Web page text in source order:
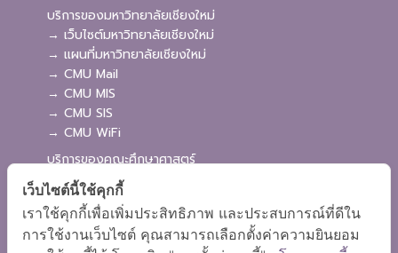
บริการของมหาวิทยาลัยเชียงใหม่
→ เว็บไซต์มหาวิทยาลัยเชียงใหม่
→ แผนที่มหาวิทยาลัยเชียงใหม่
→ CMU Mail
→ CMU MIS
→ CMU SIS
→ CMU WiFi
บริการของคณะศึกษาศาสตร์
→ เว็บไซต์คณะศึกษาศาสตร์
→ ระบบจัดการเว็บไซต์
→ ระบบ Admission
→ EDU MIS
เว็บไซต์นี้ใช้คุกกี้
เราใช้คุกกี้เพื่อเพิ่มประสิทธิภาพ และประสบการณ์ที่ดีใน
การใช้งานเว็บไซต์ คุณสามารถเลือกตั้งค่าความยินยอม